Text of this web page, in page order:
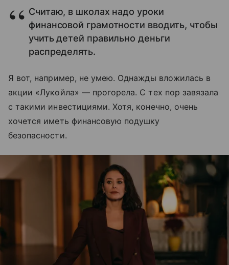
Считаю, в школах надо уроки
финансовой грамотности вводить, чтобы
учить детей правильно деньги
распределять.
Я вот, например, не умею. Однажды вложилась в
акции «Лукойла» — прогорела. С тех пор завязала
с такими инвестициями. Хотя, конечно, очень
хочется иметь финансовую подушку
безопасности.